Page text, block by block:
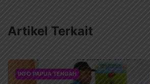
Artikel Terkait
INFO PAPUA TENGAH